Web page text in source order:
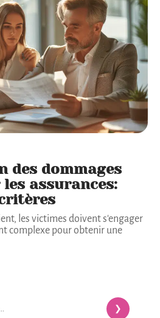
des dommages
assurances:
les victimes doivent s'engager
complexe pour obtenir une